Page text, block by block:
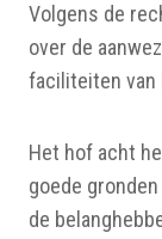
Volgens de
over de
faciliteiten van
Het hof acht
goede
de